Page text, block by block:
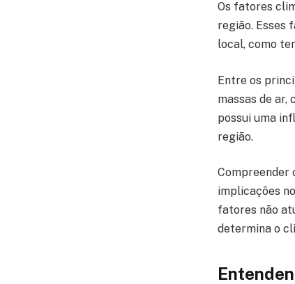
Os fatores
região. Esses
local, como
Entre os
massas de ar,
possui uma
região.
Compreender
implicações
fatores não
determina o